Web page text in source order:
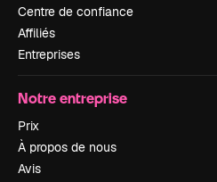
Centre de confiance
Affiliés
Entreprises
Notre entreprise
Prix
À propos de nous
Avis